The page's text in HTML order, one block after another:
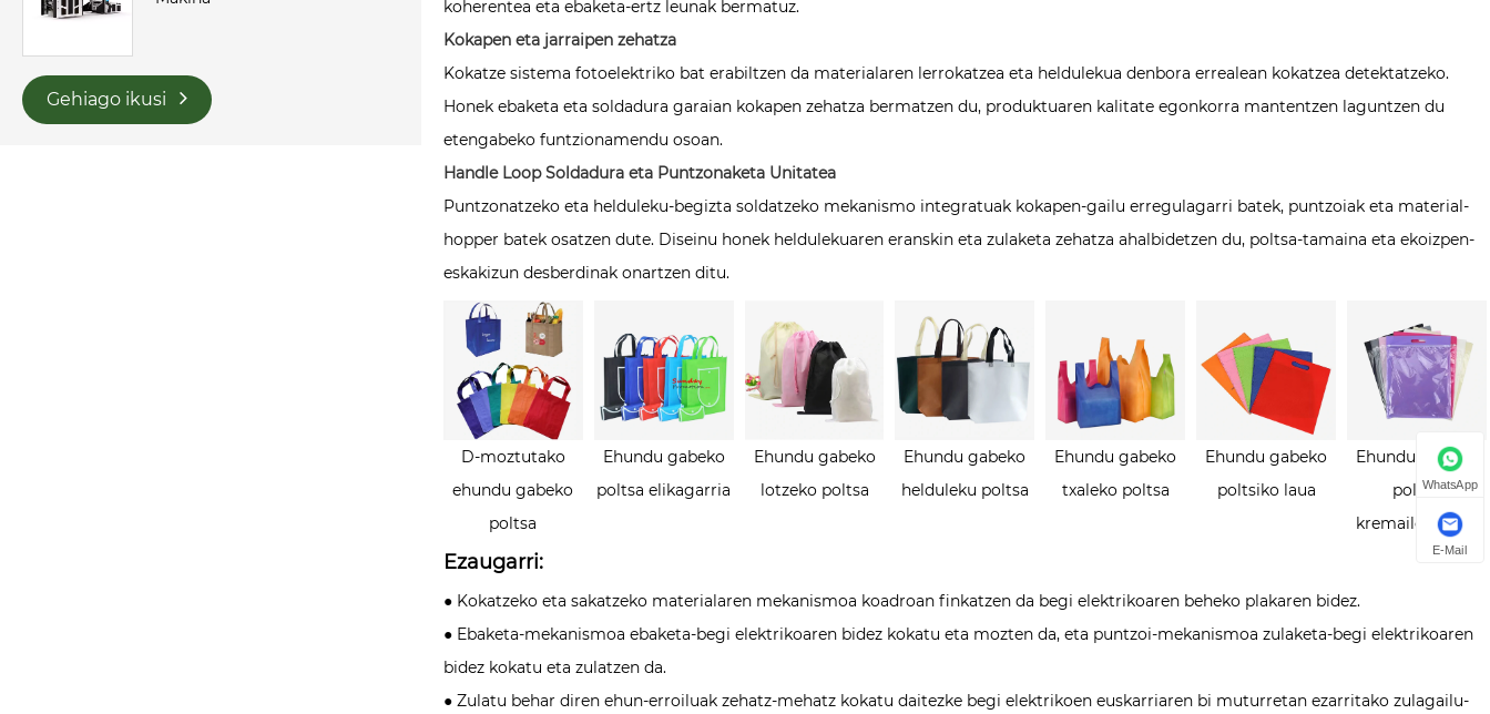
Gehiago ikusi
koherentea eta ebaketa-ertz leunak bermatuz.
Kokapen eta jarraipen zehatza
Kokatze sistema fotoelektriko bat erabiltzen da materialaren lerrokatzea eta heldulekua denbora errealean kokatzea detektatzeko.
Honek ebaketa eta soldadura garaian kokapen zehatza bermatzen du, produktuaren kalitate egonkorra mantentzen laguntzen du
etengabeko funtzionamendu osoan.
Handle Loop Soldadura eta Puntzonaketa Unitatea
Puntzonatzeko eta helduleku-begizta soldatzeko mekanismo integratuak kokapen-gailu erregulagarri batek, puntzoiak eta material-
hopper batek osatzen dute. Diseinu honek heldulekuaren eranskin eta zulaketa zehatza ahalbidetzen du, poltsa-tamaina eta ekoizpen-
eskakizun desberdinak onartzen ditu.
D-moztutako
ehundu gabeko
poltsa
Ehundu gabeko
poltsa elikagarria
Ehundu gabeko
lotzeko poltsa
Ehundu gabeko
helduleku poltsa
Ehundu gabeko
txaleko poltsa
Ehundu gabeko
poltsiko laua
Ehundu gabeko
poltsa
kremaileraduna
Ezaugarri:
● Kokatzeko eta sakatzeko materialaren mekanismoa koadroan finkatzen da begi elektrikoaren beheko plakaren bidez.
● Ebaketa-mekanismoa ebaketa-begi elektrikoaren bidez kokatu eta mozten da, eta puntzoi-mekanismoa zulaketa-begi elektrikoaren
bidez kokatu eta zulatzen da.
● Zulatu behar diren ehun-erroiluak zehatz-mehatz kokatu daitezke begi elektrikoen euskarriaren bi muturretan ezarritako zulagailu-
WhatsApp
E-Mail